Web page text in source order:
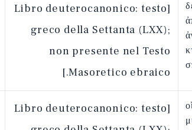
[Libro deuterocanonico: testo
greco della Settanta (LXX);
non presente nel Testo
Masoretico ebraico.]
[Libro deuterocanonico: testo